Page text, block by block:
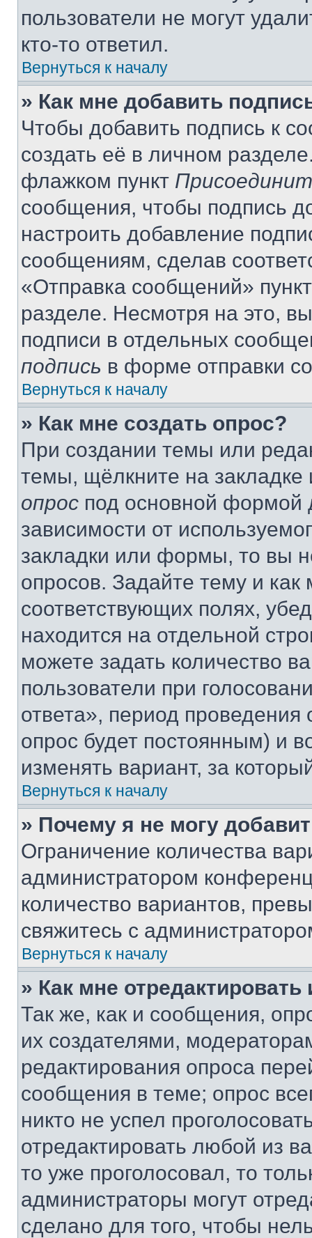
пользователи не могут
кто-то ответил.
Вернуться к началу
» Как мне добавить
Чтобы добавить подпись к
создать её в личном
флажком пункт
сообщения, чтобы подпись
настроить добавление
сообщениям, сделав
«Отправка сообщений»
разделе. Несмотря на это,
подписи в отдельных
подпись в форме отправки
Вернуться к началу
» Как мне создать опрос?
При создании темы или
темы, щёлкните на
опрос под основной формой
зависимости от
закладки или формы, то вы
опросов. Задайте тему и
соответствующих полях,
находится на отдельной
можете задать количество
пользователи при
ответа», период проведения
опрос будет постоянным) и
изменять вариант, за
Вернуться к началу
» Почему я не могу
Ограничение количества
администратором
количество вариантов,
свяжитесь с
Вернуться к началу
» Как мне
Так же, как и сообщения,
их создателями,
редактирования опроса
сообщения в теме; опрос
никто не успел
отредактировать любой из
то уже проголосовал, то
администраторы могут
сделано для того, чтобы